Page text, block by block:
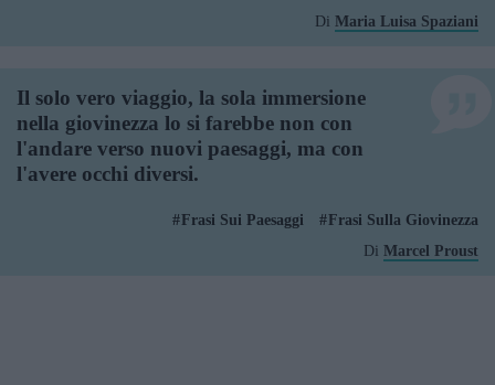
Di Maria Luisa Spaziani
Il solo vero viaggio, la sola immersione
nella giovinezza lo si farebbe non con
l'andare verso nuovi paesaggi, ma con
l'avere occhi diversi.
Frasi Sui Paesaggi
Frasi Sulla Giovinezza
Di Marcel Proust